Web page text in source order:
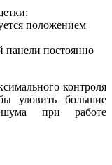
положением
панели постоянно
контроля
уловить большие
при работе